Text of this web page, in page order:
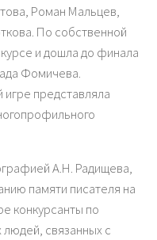
Роман Мальцев,
По собственной
и дошла до финала
Фомичева.
игре представляла
А.Н. Радищева,
памяти писателя на
конкурсанты по
связанных с